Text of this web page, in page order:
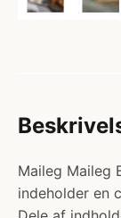
Maileg Maileg
indeholder en